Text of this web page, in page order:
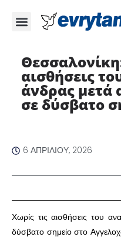
αισθήσεις
άνδρας
σε δύσβατο
6 ΑΠΡΙΛΊΟΥ, 2026
​Χωρίς τις αισθήσεις του
δύσβατο σημείο στο